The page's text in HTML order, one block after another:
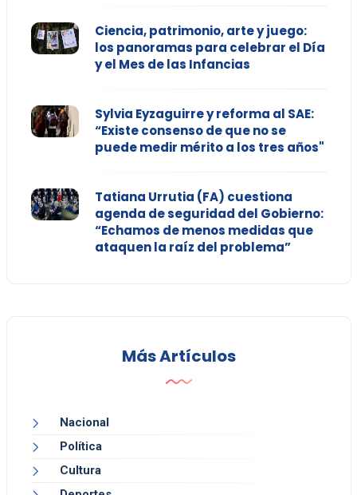
Ciencia, patrimonio, arte y juego:
los panoramas para celebrar el Día
y el Mes de las Infancias
Sylvia Eyzaguirre y reforma al SAE:
“Existe consenso de que no se
puede medir mérito a los tres años"
Tatiana Urrutia (FA) cuestiona
agenda de seguridad del Gobierno:
“Echamos de menos medidas que
ataquen la raíz del problema”
Más Artículos
Nacional
Política
Cultura